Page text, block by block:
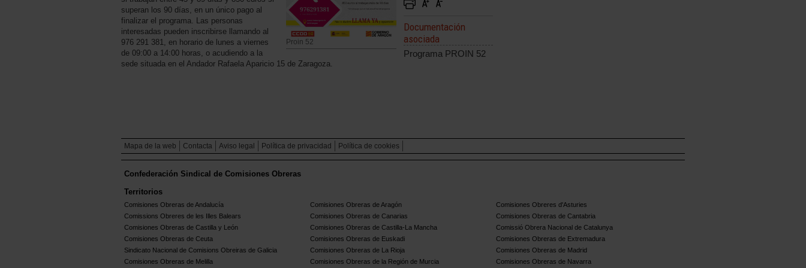
Proin 52
superan los 90 días, en un único pago al
finalizar el programa. Las personas
interesadas pueden inscribirse llamando al
976 291 381, en horario de lunes a viernes
de 09:00 a 14:00 horas, o acudiendo a la
sede situada en el Andador Rafaela Aparicio 15 de Zaragoza.
Documentación
asociada
Programa PROIN 52
Mapa de la web Contacta Aviso legal Política de privacidad Política de cookies
Confederación Sindical de Comisiones Obreras
Territorios
Comisiones Obreras de Andalucía Comisiones Obreras de Aragón
Comisiones Obreres d'Asturies
Comissions Obreres de les Illes Balears
Comisiones Obreras de Canarias
Comisiones Obreras de Cantabria
Comisiones Obreras de Castilla y León
Comisiones Obreras de Castilla-La Mancha
Comissió Obrera Nacional de Catalunya
Comisiones Obreras de Ceuta
Comisiones Obreras de Euskadi
Comisiones Obreras de Extremadura
Sindicato Nacional de Comisions Obreiras de Galicia
Comisiones Obreras de La Rioja
Comisiones Obreras de Madrid
Comisiones Obreras de Melilla
Comisiones Obreras de la Región de Murcia Comisiones Obreras de Navarra